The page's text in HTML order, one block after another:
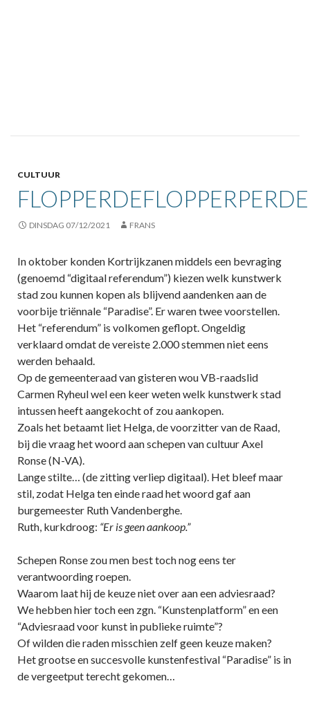
CULTUUR
DINSDAG 07/12/2021 FRANS
In oktober konden Kortrijkzanen middels een bevraging
(genoemd “digitaal referendum”) kiezen welk kunstwerk
stad zou kunnen kopen als blijvend aandenken aan de
voorbije triënnale “Paradise”. Er waren twee voorstellen.
Het “referendum” is volkomen geflopt. Ongeldig
verklaard omdat de vereiste 2.000 stemmen niet eens
werden behaald.
Op de gemeenteraad van gisteren wou VB-raadslid
Carmen Ryheul wel een keer weten welk kunstwerk stad
intussen heeft aangekocht of zou aankopen.
Zoals het betaamt liet Helga, de voorzitter van de Raad,
bij die vraag het woord aan schepen van cultuur Axel
Ronse (N-VA).
Lange stilte… (de zitting verliep digitaal). Het bleef maar
stil, zodat Helga ten einde raad het woord gaf aan
burgemeester Ruth Vandenberghe.
Ruth, kurkdroog: “Er is geen aankoop.”
Schepen Ronse zou men best toch nog eens ter
verantwoording roepen.
Waarom laat hij de keuze niet over aan een adviesraad?
We hebben hier toch een zgn. “Kunstenplatform” en een
“Adviesraad voor kunst in publieke ruimte”?
Of wilden die raden misschien zelf geen keuze maken?
Het grootse en succesvolle kunstenfestival “Paradise” is in
de vergeetput terecht gekomen…